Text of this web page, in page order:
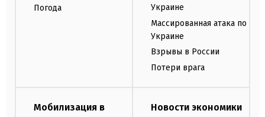
Погода
Украине
Массированная атака по
Украине
Взрывы в России
Потери врага
Мобилизация в
Новости экономики